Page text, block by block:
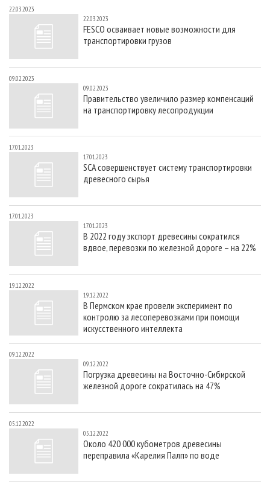
22.03.2023
22.03.2023
FESCO осваивает новые возможности для
транспортировки грузов
09.02.2023
09.02.2023
Правительство увеличило размер компенсаций
на транспортировку лесопродукции
17.01.2023
17.01.2023
SCA совершенствует систему транспортировки
древесного сырья
17.01.2023
17.01.2023
В 2022 году экспорт древесины сократился
вдвое, перевозки по железной дороге – на 22%
19.12.2022
19.12.2022
В Пермском крае провели эксперимент по
контролю за лесоперевозками при помощи
искусственного интеллекта
09.12.2022
09.12.2022
Погрузка древесины на Восточно-Сибирской
железной дороге сократилась на 47%
05.12.2022
05.12.2022
Около 420 000 кубометров древесины
переправила «Карелия Палп» по воде